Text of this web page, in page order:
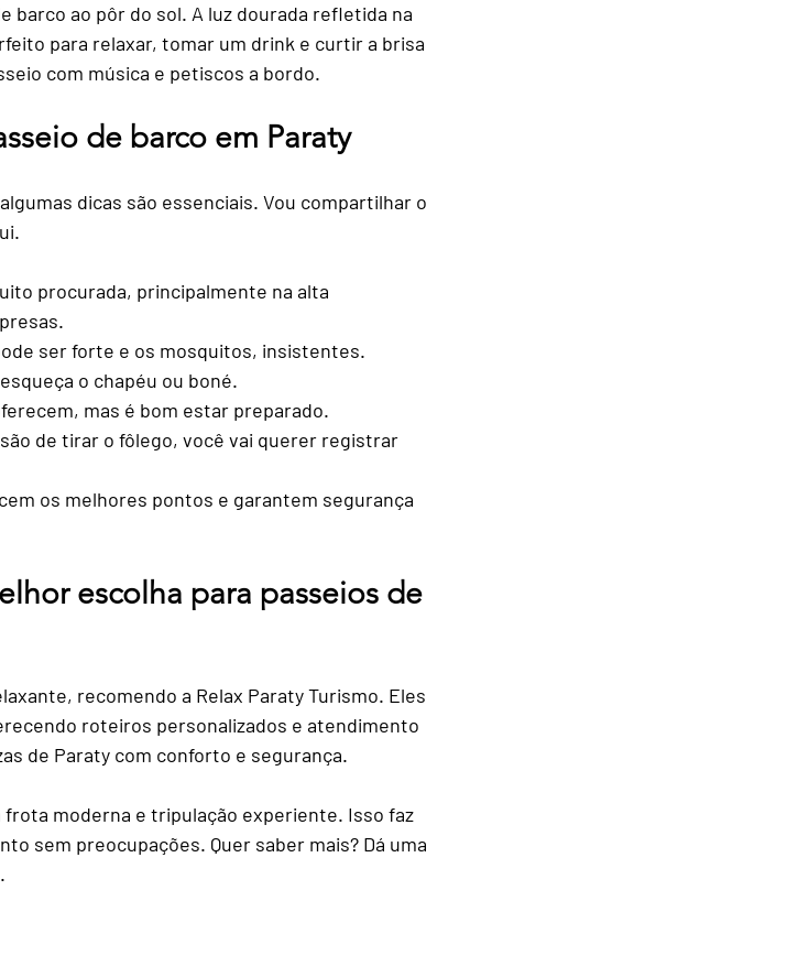
barco ao pôr do sol. A luz dourada refletida na
para relaxar, tomar um drink e curtir a brisa
com música e petiscos a bordo.
de barco em Paraty
dicas são essenciais. Vou compartilhar o
procurada, principalmente na alta
ser forte e os mosquitos, insistentes.
o chapéu ou boné.
mas é bom estar preparado.
de tirar o fôlego, você vai querer registrar
os melhores pontos e garantem segurança
escolha para passeios de
recomendo a Relax Paraty Turismo. Eles
roteiros personalizados e atendimento
de Paraty com conforto e segurança.
frota moderna e tripulação experiente. Isso faz
sem preocupações. Quer saber mais? Dá uma